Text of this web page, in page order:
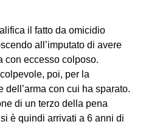
il fatto da omicidio
all’imputato di avere
con eccesso colposo.
poi, per la
con cui ha sparato.
di un terzo della pena
è quindi arrivati a 6 anni di